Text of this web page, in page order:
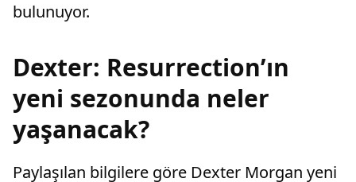
bulunuyor.
Dexter: Resurrection’ın
yeni sezonunda neler
yaşanacak?
Paylaşılan bilgilere göre Dexter Morgan yeni